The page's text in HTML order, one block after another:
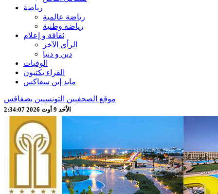
رياضة
رياضة عالمية
رياضة وطنية
ثقافة و إعلام
الرأي الآخر
دين و دنيا
الوفيات
القراء يكتبون
مايد إين سفاكس
موقع الصحفيين التونسيين بصفاقس
الأحَد 9 أوت 2026 2:34:09